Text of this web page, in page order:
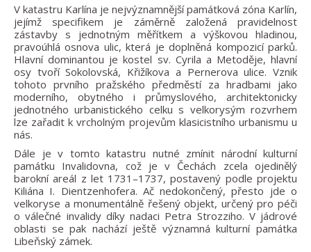
V katastru Karlína je nejvýznamnější památková zóna Karlín,
jejímž specifikem je záměrně založená pravidelnost
zástavby s jednotným měřítkem a výškovou hladinou,
pravoúhlá osnova ulic, která je doplněná kompozicí parků.
Hlavní dominantou je kostel sv. Cyrila a Metoděje, hlavní
osy tvoří Sokolovská, Křižíkova a Pernerova ulice. Vznik
tohoto prvního pražského předměstí za hradbami jako
moderního, obytného i průmyslového, architektonicky
jednotného urbanistického celku s velkorysým rozvrhem
lze zařadit k vrcholným projevům klasicistního urbanismu u
nás.
Dále je v tomto katastru nutné zmínit národní kulturní
památku Invalidovna, což je v Čechách zcela ojedinělý
barokní areál z let 1731–1737, postavený podle projektu
Kiliána I. Dientzenhofera. Ač nedokončený, přesto jde o
velkoryse a monumentálně řešený objekt, určený pro péči
o válečné invalidy díky nadaci Petra Strozziho. V jádrové
oblasti se pak nachází ještě významná kulturní památka
Libeňský zámek.